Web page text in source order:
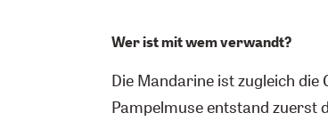
Wer ist mit wem verwandt?
Die Mandarine ist zugleich
Pampelmuse entstand zuerst